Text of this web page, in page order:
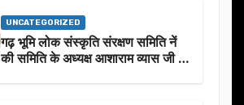
UNCATEGORIZED
गढ़ भूमि लोक संस्कृति संरक्षण समिति नें
की समिति के अध्यक्ष आशाराम व्यास जी के